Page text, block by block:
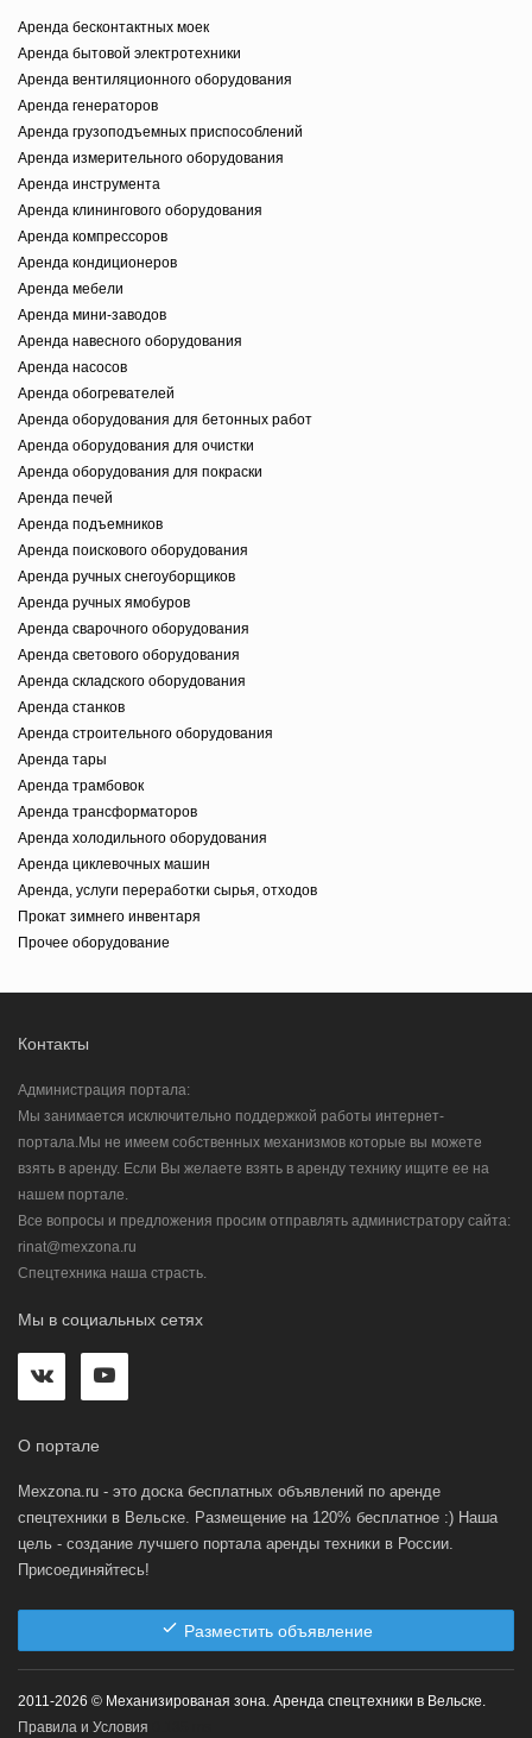
Аренда бесконтактных моек
Аренда бытовой электротехники
Аренда вентиляционного оборудования
Аренда генераторов
Аренда грузоподъемных приспособлений
Аренда измерительного оборудования
Аренда инструмента
Аренда клинингового оборудования
Аренда компрессоров
Аренда кондиционеров
Аренда мебели
Аренда мини-заводов
Аренда навесного оборудования
Аренда насосов
Аренда обогревателей
Аренда оборудования для бетонных работ
Аренда оборудования для очистки
Аренда оборудования для покраски
Аренда печей
Аренда подъемников
Аренда поискового оборудования
Аренда ручных снегоуборщиков
Аренда ручных ямобуров
Аренда сварочного оборудования
Аренда светового оборудования
Аренда складского оборудования
Аренда станков
Аренда строительного оборудования
Аренда тары
Аренда трамбовок
Аренда трансформаторов
Аренда холодильного оборудования
Аренда циклевочных машин
Аренда, услуги переработки сырья, отходов
Прокат зимнего инвентаря
Прочее оборудование
Контакты
Администрация портала:
Мы занимается исключительно поддержкой работы интернет-
портала.Мы не имеем собственных механизмов которые вы можете
взять в аренду. Если Вы желаете взять в аренду технику ищите ее на
нашем портале.
Все вопросы и предложения просим отправлять администратору сайта:
rinat@mexzona.ru
Спецтехника наша страсть.
Мы в социальных сетях
О портале
Mexzona.ru - это доска бесплатных объявлений по аренде
спецтехники в Вельске. Размещение на 120% бесплатное :) Наша
цель - создание лучшего портала аренды техники в России.
Присоединяйтесь!
Разместить объявление
2011-2026 © Механизированая зона. Аренда спецтехники в Вельске.
Правила и Условия